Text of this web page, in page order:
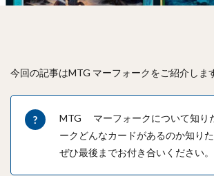
今回の記事はMTG マーフォークをご紹介しま
MTG マーフォークについて知り
ークどんなカードがあるのか知り
ぜひ最後までお付き合いください。